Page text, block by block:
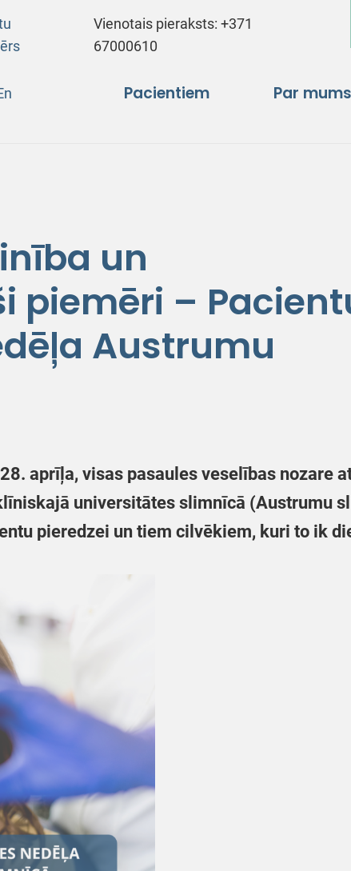
Vienotais pieraksts:+371
67000610
Pacientiem Par mums
un
piemēri –
Austrumu
aprīļa, visas pasaules veselības nozare
universitātes slimnīcā (Austrumu
pieredzei un tiem cilvēkiem, kuri to ik